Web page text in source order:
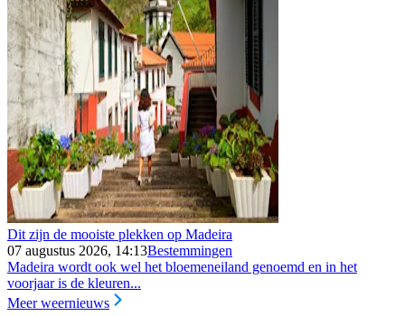
Dit zijn de mooiste plekken op Madeira
07 augustus 2026, 14:13Bestemmingen
Madeira wordt ook wel het bloemeneiland genoemd en in het
voorjaar is de kleuren...
Meer weernieuws